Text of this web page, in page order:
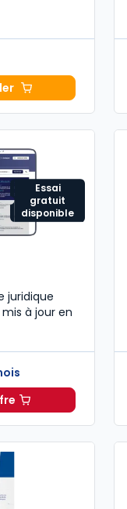
Sociétés
Essai
gratuit
disponible
juridique
à jour en
Social à partir de